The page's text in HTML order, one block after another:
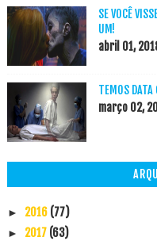
SE VOCÊ
UM!
abril 01,
TEMOS DATA
março 02,
► 2016 (77)
► 2017 (63)